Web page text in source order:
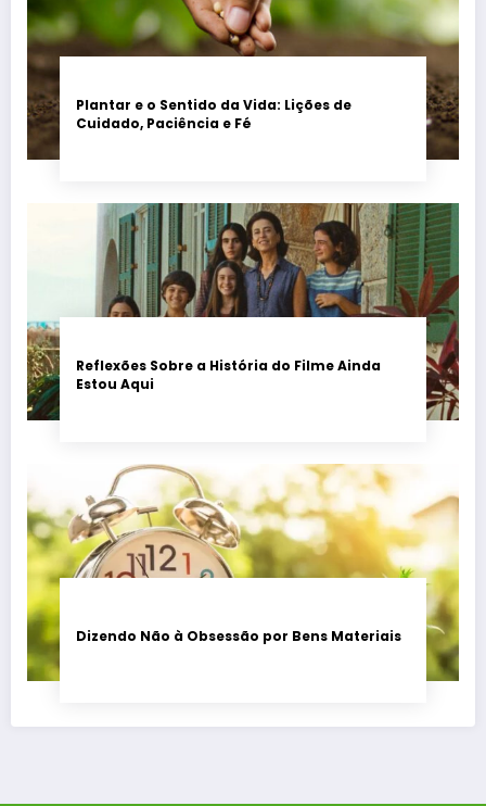
Plantar e o Sentido da Vida: Lições de
Cuidado, Paciência e Fé
Reflexões Sobre a História do Filme Ainda
Estou Aqui
Dizendo Não à Obsessão por Bens Materiais